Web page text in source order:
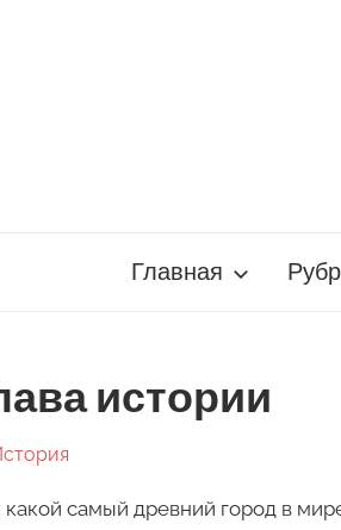
Главная
истории
самый древний город в